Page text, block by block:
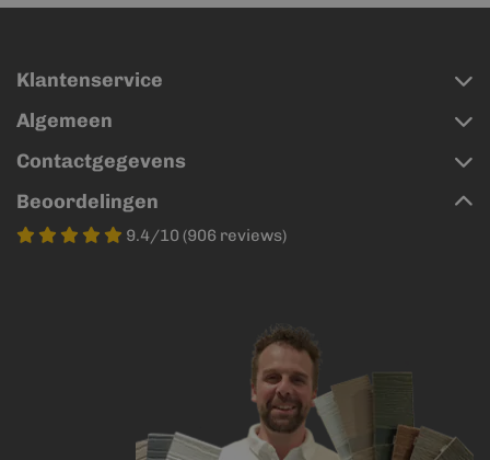
Klantenservice
Algemeen
Contactgegevens
Beoordelingen
9.4/10 (906 reviews)